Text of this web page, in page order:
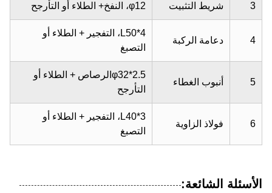
3 شريط التثبيت φ12، النفخ+ الطلاء أو التأرجح
4 دعامة الركبة
L50*4، التفجير + الطلاء أو
التصبغ
5 أنبوب الغطاء
φ32*2.5الرصاص + الطلاء أو
التأرجح
6 فولاذ الزاوية
L40*3، التفجير + الطلاء أو
التصبغ
الأسئلة الشائعة: